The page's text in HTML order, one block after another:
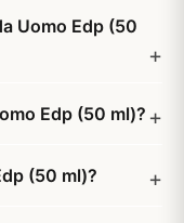
Uomo Edp (50
Edp (50 ml)?
(50 ml)?